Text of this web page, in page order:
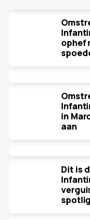
ophef
in
aan
Dit is